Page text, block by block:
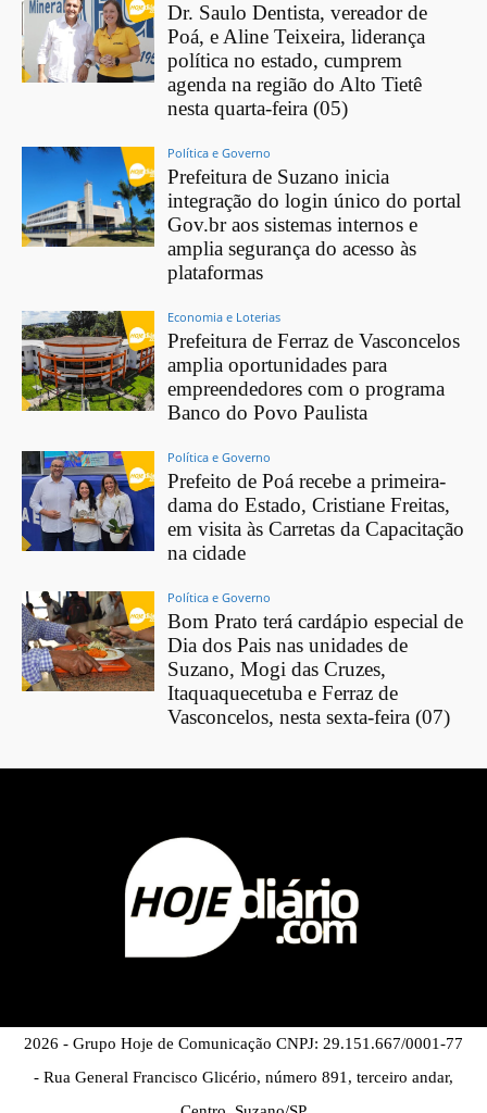
Dr. Saulo Dentista, vereador de
Poá, e Aline Teixeira, liderança
política no estado, cumprem
agenda na região do Alto Tietê
nesta quarta-feira (05)
Política e Governo
Prefeitura de Suzano inicia
integração do login único do portal
Gov.br aos sistemas internos e
amplia segurança do acesso às
plataformas
Economia e Loterias
Prefeitura de Ferraz de Vasconcelos
amplia oportunidades para
empreendedores com o programa
Banco do Povo Paulista
Política e Governo
Prefeito de Poá recebe a primeira-
dama do Estado, Cristiane Freitas,
em visita às Carretas da Capacitação
na cidade
Política e Governo
Bom Prato terá cardápio especial de
Dia dos Pais nas unidades de
Suzano, Mogi das Cruzes,
Itaquaquecetuba e Ferraz de
Vasconcelos, nesta sexta-feira (07)
2026 - Grupo Hoje de Comunicação CNPJ: 29.151.667/0001-77
- Rua General Francisco Glicério, número 891, terceiro andar,